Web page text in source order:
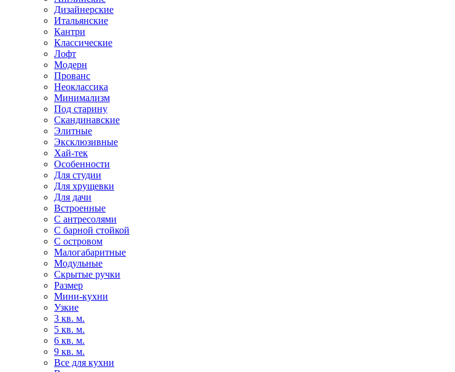
Дизайнерские
Итальянские
Кантри
Классические
Лофт
Модерн
Прованс
Неоклассика
Минимализм
Под старину
Скандинавские
Элитные
Эксклюзивные
Хай-тек
Особенности
Для студии
Для хрущевки
Для дачи
Встроенные
С антресолями
С барной стойкой
С островом
Малогабаритные
Модульные
Скрытые ручки
Размер
Мини-кухни
Узкие
3 кв. м.
5 кв. м.
6 кв. м.
9 кв. м.
Все для кухни